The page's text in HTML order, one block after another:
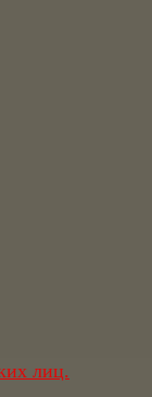
лиц.